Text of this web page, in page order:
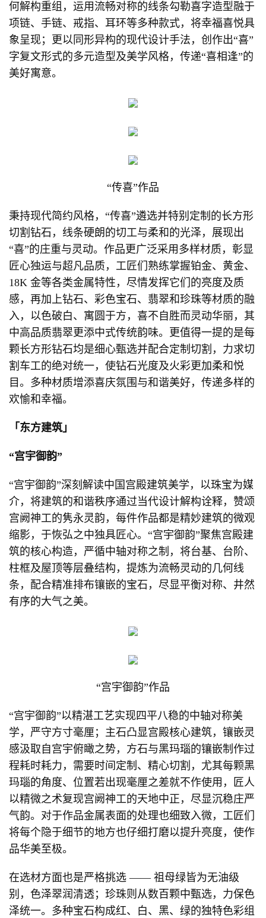
何解构重组，运用流畅对称的线条勾勒喜字造型融于
项链、手链、戒指、耳环等多种款式，将幸福喜悦具
象呈现；更以同形异构的现代设计手法，创作出“喜”
字复文形式的多元造型及美学风格，传递“喜相逢”的
美好寓意。
“传喜”作品
秉持现代简约风格，“传喜”遴选并特别定制的长方形
切割钻石，线条硬朗的切工与柔和的光泽，展现出
“喜”的庄重与灵动。作品更广泛采用多样材质，彰显
匠心独运与超凡品质，工匠们熟练掌握铂金、黄金、
18K 金等各类金属特性，尽情发挥它们的亮度及质
感，再加上钻石、彩色宝石、翡翠和珍珠等材质的融
入，以色破白、寓圆于方，喜不自胜而灵动华丽，其
中高品质翡翠更添中式传统韵味。更值得一提的是每
颗长方形钻石均是细心甄选并配合定制切割，力求切
割车工的绝对统一，使钻石光度及火彩更加柔和悦
目。多种材质增添喜庆氛围与和谐美好，传递多样的
欢愉和幸福。
「东方建筑」
“宫宇御韵”
“宫宇御韵”深刻解读中国宫殿建筑美学，以珠宝为媒
介，将建筑的和谐秩序通过当代设计解构诠释，赞颂
宫阙神工的隽永灵韵，每件作品都是精妙建筑的微观
缩影，于恢弘之中独具匠心。“宫宇御韵”聚焦宫殿建
筑的核心构造，严循中轴对称之制，将台基、台阶、
柱框及屋顶等层叠结构，提炼为流畅灵动的几何线
条，配合精准排布镶嵌的宝石，尽显平衡对称、井然
有序的大气之美。
“宫宇御韵”作品
“宫宇御韵”以精湛工艺实现四平八稳的中轴对称美
学，严守方寸毫厘；主石凸显宫殿核心建筑，镶嵌灵
感汲取自宫宇俯瞰之势，方石与黑玛瑙的镶嵌制作过
程耗时耗力，需要时间定制、精心切割，尤其每颗黑
玛瑙的角度、位置若出现毫厘之差就不作使用，匠人
以精微之术复现宫阙神工的天地中正，尽显沉稳庄严
气韵。对于作品金属表面的处理也细致入微，工匠们
将每个隐于细节的地方也仔细打磨以提升亮度，使作
品华美至极。
在选材方面也是严格挑选 —— 祖母绿皆为无油级
别，色泽翠润清透；珍珠则从数百颗中甄选，力保色
泽统一。多种宝石构成红、白、黑、绿的独特色彩组